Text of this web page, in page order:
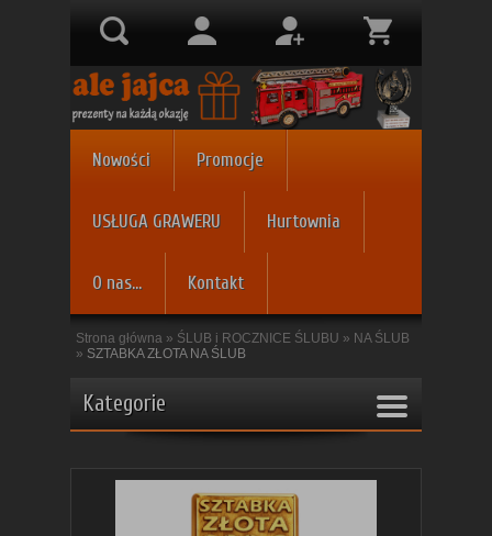
Nowości Promocje
USŁUGA GRAWERU Hurtownia
O nas... Kontakt
Strona główna » ŚLUB i ROCZNICE ŚLUBU » NA ŚLUB
» SZTABKA ZŁOTA NA ŚLUB
Kategorie